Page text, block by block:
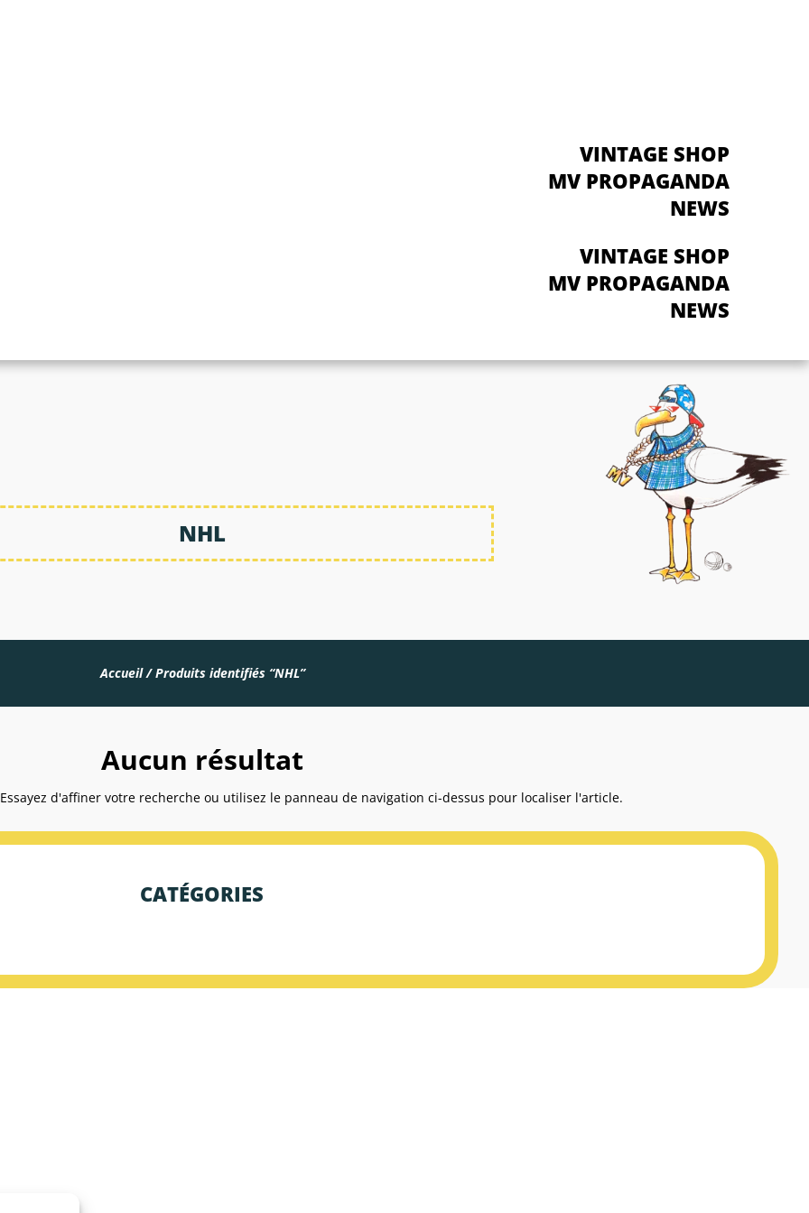
VINTAGE SHOP
MV PROPAGANDA
NEWS
VINTAGE SHOP
MV PROPAGANDA
NEWS
NHL
Accueil/ Produits identifiés “NHL”
Aucun résultat
d'affiner votre recherche ou utilisez le panneau de navigation ci-dessus pour localiser l'article.
CATÉGORIES